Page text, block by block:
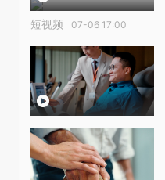
短视频 07-06 17:00